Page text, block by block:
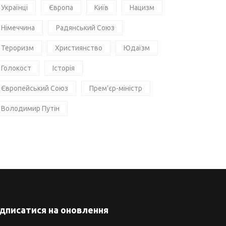
Українці Європа Київ Нацизм
Німеччина Радянський Союз
Тероризм Християнство Юдаїзм
Голокост Історія
Європейський Союз Прем'єр-міністр
Володимир Путін
на оновлення